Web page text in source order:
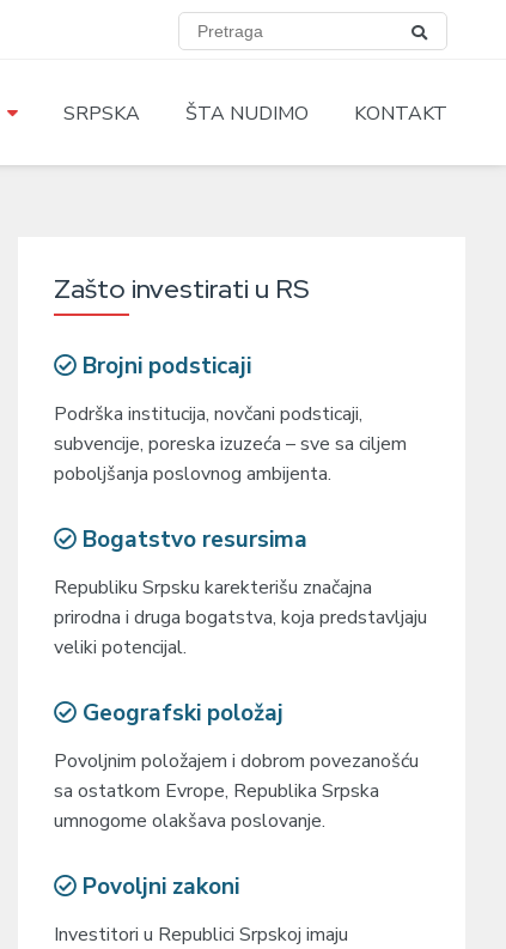
SRPSKA ŠTA NUDIMO KONTAKT
Zašto investirati u RS
Brojni podsticaji
Podrška institucija, novčani podsticaji,
subvencije, poreska izuzeća – sve sa ciljem
poboljšanja poslovnog ambijenta.
Bogatstvo resursima
Republiku Srpsku karekterišu značajna
prirodna i druga bogatstva, koja predstavljaju
veliki potencijal.
Geografski položaj
Povoljnim položajem i dobrom povezanošću
sa ostatkom Evrope, Republika Srpska
umnogome olakšava poslovanje.
Povoljni zakoni
Investitori u Republici Srpskoj imaju